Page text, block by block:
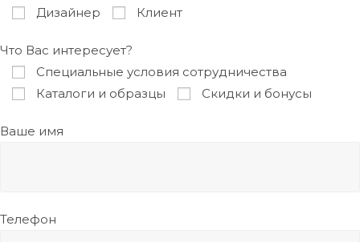
Дизайнер
Клиент
Что Вас интересует?
Специальные условия сотрудничества
Каталоги и образцы
Скидки и бонусы
Ваше имя
Телефон